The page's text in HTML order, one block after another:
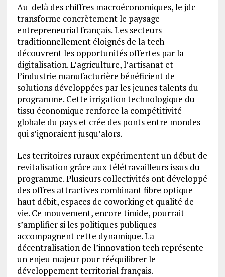
Au-delà des chiffres macroéconomiques, le jdc
transforme concrètement le paysage
entrepreneurial français. Les secteurs
traditionnellement éloignés de la tech
découvrent les opportunités offertes par la
digitalisation. L’agriculture, l’artisanat et
l’industrie manufacturière bénéficient de
solutions développées par les jeunes talents du
programme. Cette irrigation technologique du
tissu économique renforce la compétitivité
globale du pays et crée des ponts entre mondes
qui s’ignoraient jusqu’alors.
Les territoires ruraux expérimentent un début de
revitalisation grâce aux télétravailleurs issus du
programme. Plusieurs collectivités ont développé
des offres attractives combinant fibre optique
haut débit, espaces de coworking et qualité de
vie. Ce mouvement, encore timide, pourrait
s’amplifier si les politiques publiques
accompagnent cette dynamique. La
décentralisation de l’innovation tech représente
un enjeu majeur pour rééquilibrer le
développement territorial français.